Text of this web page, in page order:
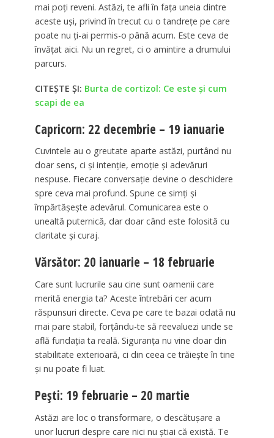
mai poți reveni. Astăzi, te afli în fața uneia dintre
aceste uși, privind în trecut cu o tandrețe pe care
poate nu ți-ai permis-o până acum. Este ceva de
învățat aici. Nu un regret, ci o amintire a drumului
parcurs.
CITEȘTE ȘI: Burta de cortizol: Ce este și cum
scapi de ea
Capricorn: 22 decembrie – 19 ianuarie
Cuvintele au o greutate aparte astăzi, purtând nu
doar sens, ci și intenție, emoție și adevăruri
nespuse. Fiecare conversație devine o deschidere
spre ceva mai profund. Spune ce simți și
împărtășește adevărul. Comunicarea este o
unealtă puternică, dar doar când este folosită cu
claritate și curaj.
Vărsător: 20 ianuarie – 18 februarie
Care sunt lucrurile sau cine sunt oamenii care
merită energia ta? Aceste întrebări cer acum
răspunsuri directe. Ceva pe care te bazai odată nu
mai pare stabil, forțându-te să reevaluezi unde se
află fundația ta reală. Siguranța nu vine doar din
stabilitate exterioară, ci din ceea ce trăiește în tine
și nu poate fi luat.
Pești: 19 februarie – 20 martie
Astăzi are loc o transformare, o descătușare a
unor lucruri despre care nici nu știai că există. Te